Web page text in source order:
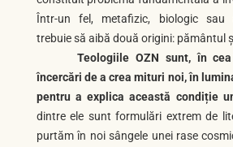
Într-un fel, metafizic, biologic sau
trebuie să aibă două origini: pământul
Teologiile OZN sunt, în
încercări de a crea mituri noi, în
pentru a explica această condiție
dintre ele sunt formulări extrem de
purtăm în noi sângele unei rase